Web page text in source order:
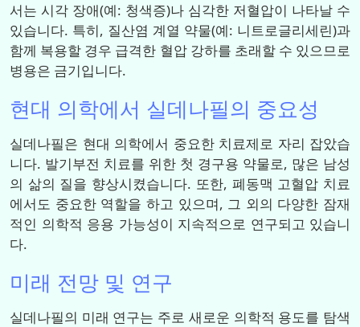
서는 시각 장애(예: 청색증)나 심각한 저혈압이 나타날 수
있습니다. 특히, 질산염 계열 약물(예: 니트로글리세린)과
함께 복용할 경우 급격한 혈압 강하를 초래할 수 있으므로
병용은 금기입니다.
현대 의학에서 실데나필의 중요성
실데나필은 현대 의학에서 중요한 치료제로 자리 잡았습
니다. 발기부전 치료를 위한 첫 경구용 약물로, 많은 남성
의 삶의 질을 향상시켰습니다. 또한, 폐동맥 고혈압 치료
에서도 중요한 역할을 하고 있으며, 그 외의 다양한 잠재
적인 의학적 응용 가능성이 지속적으로 연구되고 있습니
다.
미래 전망 및 연구
실데나필의 미래 연구는 주로 새로운 의학적 용도를 탐색